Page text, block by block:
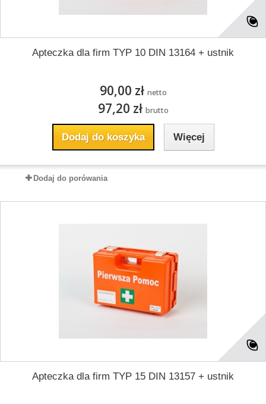
Apteczka dla firm TYP 10 DIN 13164 + ustnik
90,00 zł netto
97,20 zł brutto
Dodaj do koszyka Więcej
Dodaj do porówania
Apteczka dla firm TYP 15 DIN 13157 + ustnik